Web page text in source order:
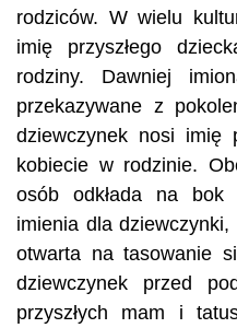
rodziców. W wielu
imię przyszłego
rodziny. Dawniej
przekazywane z
dziewczynek nosi imię
kobiecie w rodzinie.
osób odkłada na bok
imienia dla
otwarta na tasowanie
dziewczynek przed
przyszłych mam i